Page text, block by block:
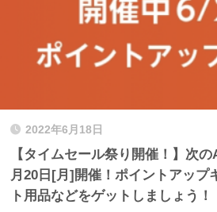
2022年6月18日
【タイムセール祭り開催！】次
月20日[月]開催！ポイントアップ
ト用品などをゲットしましょう！